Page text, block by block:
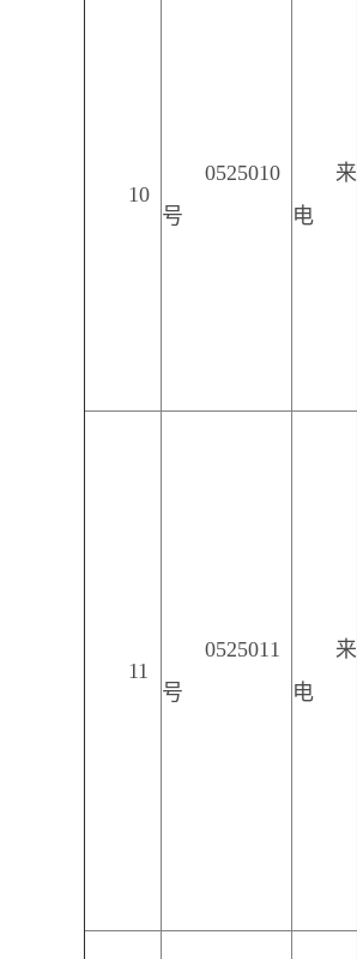
10
0525010
号
来
电
11
0525011
号
来
电